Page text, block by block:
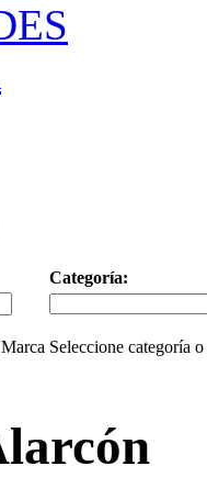
Categoría:
Seleccione categoría